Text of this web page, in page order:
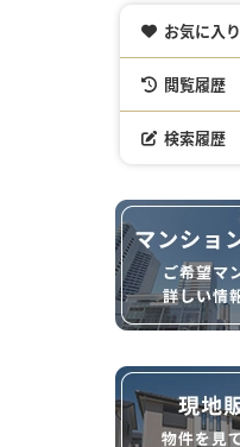
お気に入り
閲覧履歴
検索履歴